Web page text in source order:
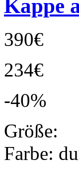
Kappe
390€
234€
-40%
Größe:
Farbe: